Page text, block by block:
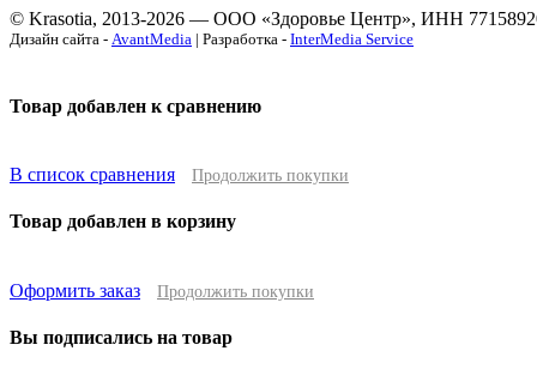
© Krasotia, 2013-2026 — ООО «Здоровье Центр», ИНН
Дизайн сайта - AvantMedia | Разработка - InterMedia Service
Товар добавлен к сравнению
В список сравнения Продолжить покупки
Товар добавлен в корзину
Оформить заказ Продолжить покупки
Вы подписались на товар